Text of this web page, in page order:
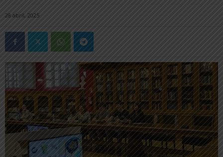
28 abril, 2025